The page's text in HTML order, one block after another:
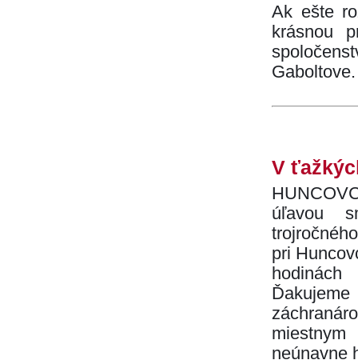
Ak ešte
krásnou
Gaboltove.
V
úľavou
pri
neúnavne